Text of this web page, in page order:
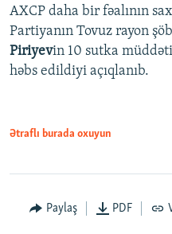
AXCP daha bir fəalının
Partiyanın Tovuz rayon
Piriyevin 10 sutka
həbs edildiyi açıqlanıb.
Ətraflı burada oxuyun
Paylaş PDF